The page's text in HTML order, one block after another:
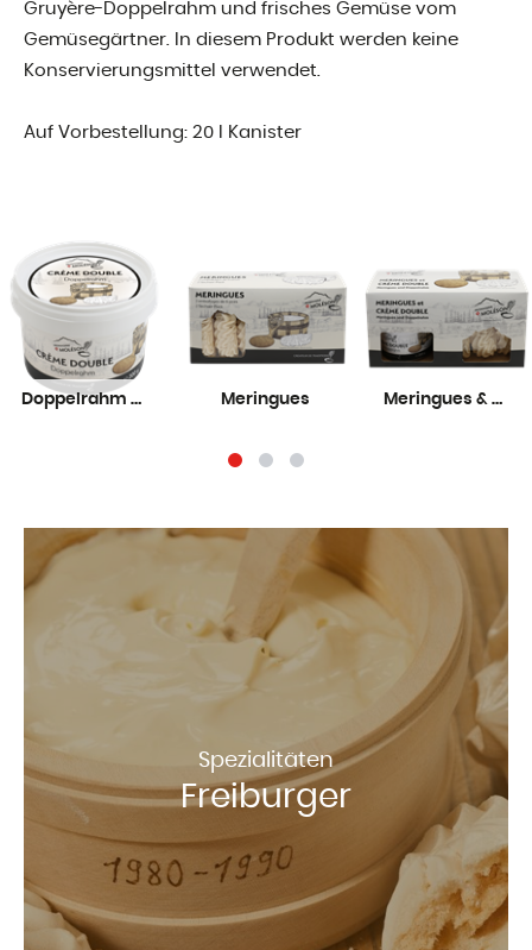
Gruyère-Doppelrahm und frisches Gemüse vom
Gemüsegärtner. In diesem Produkt werden keine
Konservierungsmittel verwendet.
Auf Vorbestellung: 20 l Kanister
Doppelrahm Moléson Meringues Meringues & Doppelrahm
Spezialitäten
Freiburger